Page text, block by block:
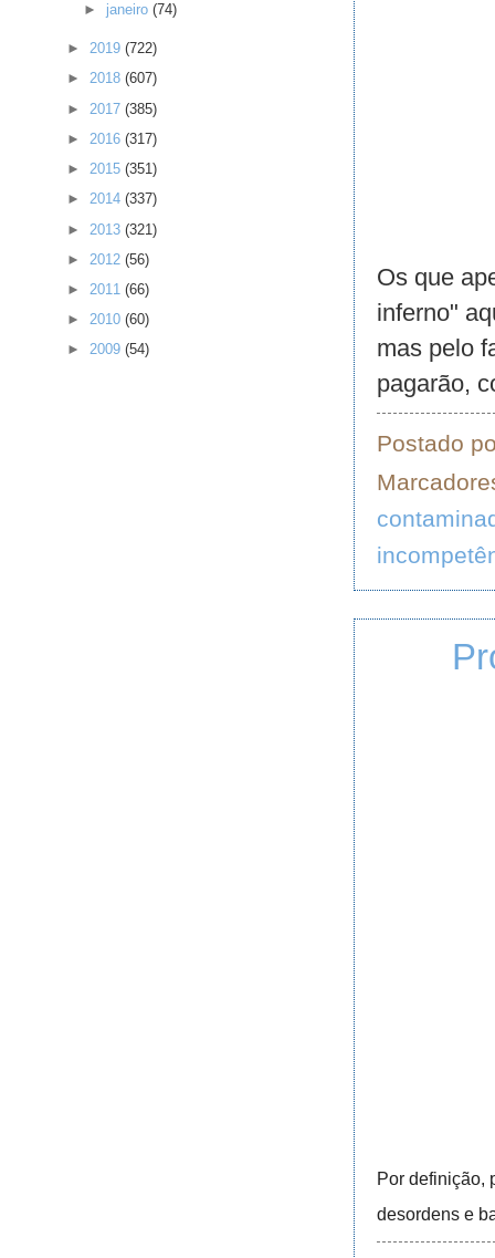
Os que
inferno"
mas pelo
pagarão,
Postado
Por definição,
desordens e
► janeiro(74)
► 2019 (722)
► 2018 (607)
► 2017 (385)
► 2016 (317)
► 2015 (351)
► 2014 (337)
► 2013 (321)
► 2012 (56)
► 2011 (66)
► 2010 (60)
► 2009 (54)